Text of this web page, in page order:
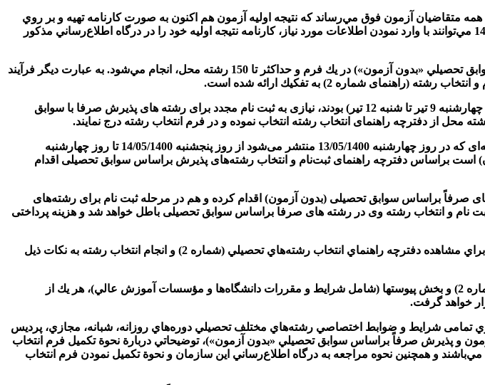
شركت كننده در آزمون سراسري سال 1400 بدين‌وسيله به اطلاع همه متقاضيان آزمون فوق مي‌رساند كه نتيجه اوليه آزمون هم اكنون به صورت كارنامه تهيه و بر روي
درگاه اطلاع‌رساني اين سازمان قرار گرفته است. متقاضيان شركت كننده در آزمون سراسري سال 1400 مي‌توانند با وارد نمودن اطلاعات مورد نیاز، كارنامه نتيجه اوليه خود را در درگاه اطلاع‌رساني مذكور
انتخاب رشته برای همه متقاضيان (برای انتخاب کدرشته محل‌های با آزمون و پذيرش صرفاً بر اساس سوابق تحصيلي «بدون آزمون») در يك فرم و حداكثر تا 150 رشته محل، انجام مي‌شود. به عبارت دیگر فرآيند
شماره 2) به تفكيك ارائه شده است.
تبصره 1: متقاضیانی که در آزمون سراسری سال 1400 ثبت نام نموده و غایب جلسه آزمون (در روزهای چهارشنبه 9 تیر تا شنبه 12 تیر) بودند، نیازی به ثبت نام مجدد برای رشته های پذیرش صرفا با سوابق
تبصره 2: متقاضیانی که قبلاً در آزمون سراسری سال 1400 ثبت نام نکرده‌اند، می‌توانند براساس اطلاعیه‌ای که در روز چهارشنبه 13/05/1400 منتشر می‌شود از روز پنجشنبه 14/05/1400 تا روز چهارشنبه
است براساس دفترچه راهنمای ثبت‌نام و انتخاب رشته‌های پذیرش براساس سوابق تحصیلی اقدام
های صرفاً براساس سوابق تحصیلی (بدون آزمون) اقدام کرده و هم در مرحله ثبت نام برای رشته‌‌های
نام و انتخاب رشته وی در رشته های صرفا براساس سوابق تحصیلی باطل خواهد شد و هزینه پرداختی
متقاضياني كه مجاز به انتخاب رشته‌هاي تحصيلي (رشته‌هاي با آزمون) در اين آزمون شده‌اند، لازم است براي مشاهده دفترچه راهنماي انتخاب رشته‌هاي تحصيلي (شماره 2) و انجام انتخاب رشته به نكات ذيل
1- مراجعه به درگاه اطلاع‌رساني اين سازمان و مشاهده دفترچه راهنماي انتخاب رشته‌هاي تحصيلي (شماره 2) و بخش پيوستها (شامل شرايط و مقررات دانشگاه‌ها و مؤسسات آموزش عالي)، هر يك از
راهنماي انتخاب رشته‌هاي تحصيلي براي دانشگاه‌ها و مؤسسات آموزش عالي سال 1400 حاوي تمامی شرايط و ضوابط اختصاصي رشته‌هاي مختلف تحصيلي دوره‌هاي روزانه، شبانه، مجازي، پرديس
و پذيرش صرفاً براساس سوابق تحصيلي «بدون آزمون»)، توضيحاتي دربارة نحوة تكميل فرم انتخاب
و همچنين نحوه مراجعه به درگاه اطلاع‌رساني اين سازمان و نحوة تكميل نمودن فرم انتخاب